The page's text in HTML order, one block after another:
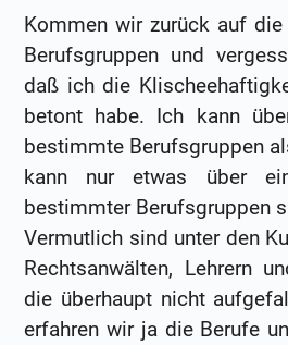
Kommen wir zurück auf
Berufsgruppen und
daß ich die
betont habe. Ich kann
bestimmte Berufsgruppen
kann nur etwas über
bestimmter Berufsgruppen
Vermutlich sind unter den
Rechtsanwälten, Lehrern
die überhaupt nicht
erfahren wir ja die Berufe